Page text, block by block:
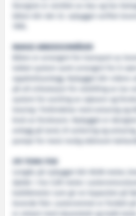
Designet er utviklet av Aas og har
båten blir det 32. nybygget verftet
MANGE ARBEIDSOMRÅDER
Båten er arrangert for transport av
lukket system samt arrangert for å
oppdrettsanlegg. Nybygget blir
på all sirkulasjon for utskilling av lus
system for avsiling av sjøvann og
lossing i forbindelse med avlusing og
bruk av ferskvann. Nybygget er
anlegg på land, til sortering og
375 TONN FISK
Lengde på nybygget blir 69,96 meter,
kubikkmeter som gir en kapasitet på